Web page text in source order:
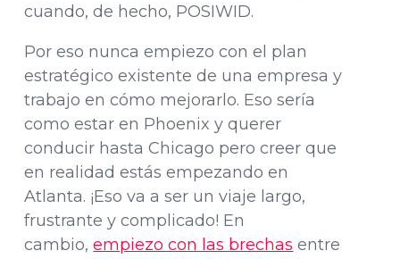
cuando, de hecho, POSIWID.
Por eso nunca empiezo con el plan
estratégico existente de una empresa y
trabajo en cómo mejorarlo. Eso sería
como estar en Phoenix y querer
conducir hasta Chicago pero creer que
en realidad estás empezando en
Atlanta. ¡Eso va a ser un viaje largo,
frustrante y complicado! En
cambio,empiezo con las brechas entre